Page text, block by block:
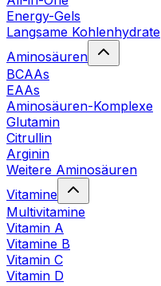
Energy-Gels
Langsame Kohlenhydrate
Aminosäuren
BCAAs
EAAs
Aminosäuren-Komplexe
Glutamin
Citrullin
Arginin
Weitere Aminosäuren
Vitamine
Multivitamine
Vitamin A
Vitamine B
Vitamin C
Vitamin D